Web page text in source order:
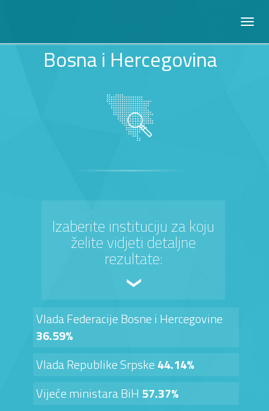
Bosna i Hercegovina
Izaberite instituciju za koju
želite vidjeti detaljne
rezultate:
Vlada Federacije Bosne i Hercegovine
36.59%
Vlada Republike Srpske44.14%
Vijeće ministara BiH 57.37%